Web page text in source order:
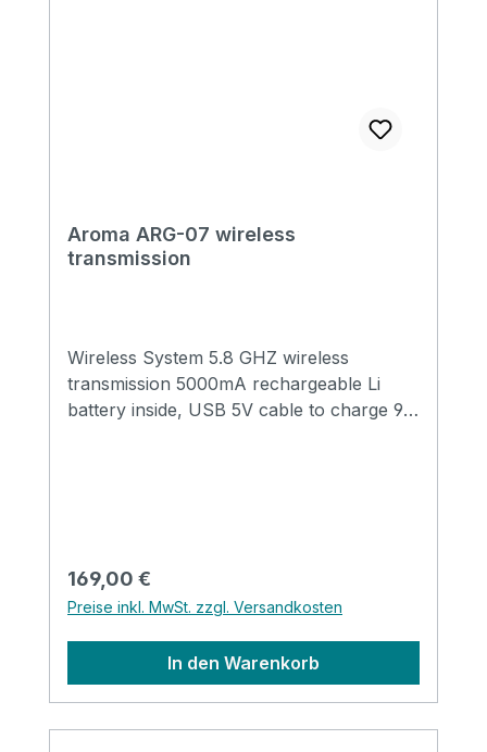
Aroma ARG-07 wireless
transmission
Wireless System 5.8 GHZ wireless
transmission 5000mA rechargeable Li
battery inside, USB 5V cable to charge 9V
20 meter Receiver to recharge transmitter
without cable
Regulärer Preis:
169,00 €
Preise inkl. MwSt. zzgl. Versandkosten
In den Warenkorb